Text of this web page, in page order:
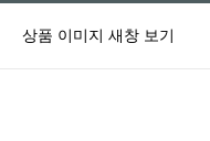
상품 이미지 새창 보기